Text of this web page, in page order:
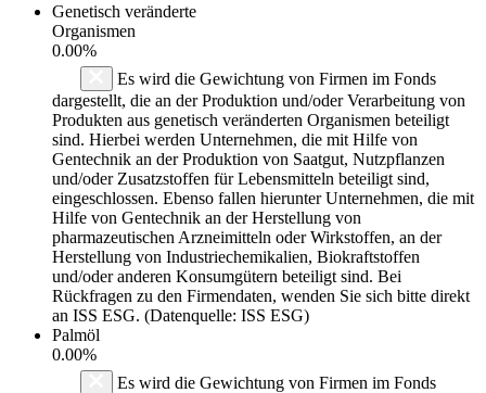
Genetisch veränderte
Organismen
0.00%
Es wird die Gewichtung von Firmen im Fonds
dargestellt, die an der Produktion und/oder Verarbeitung von
Produkten aus genetisch veränderten Organismen beteiligt
sind. Hierbei werden Unternehmen, die mit Hilfe von
Gentechnik an der Produktion von Saatgut, Nutzpflanzen
und/oder Zusatzstoffen für Lebensmitteln beteiligt sind,
eingeschlossen. Ebenso fallen hierunter Unternehmen, die mit
Hilfe von Gentechnik an der Herstellung von
pharmazeutischen Arzneimitteln oder Wirkstoffen, an der
Herstellung von Industriechemikalien, Biokraftstoffen
und/oder anderen Konsumgütern beteiligt sind. Bei
Rückfragen zu den Firmendaten, wenden Sie sich bitte direkt
an ISS ESG. (Datenquelle: ISS ESG)
Palmöl
0.00%
Es wird die Gewichtung von Firmen im Fonds